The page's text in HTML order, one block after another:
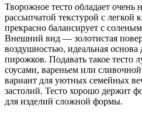
Творожное тесто обладает очень
рассыпчатой текстурой с легкой
прекрасно балансирует с
Внешний вид — золотистая
воздушностью, идеальная основа
пирожков. Подавать такое тесто
соусами, вареньем или
вариант для уютных семейных
застолий. Тесто хорошо держит
для изделий сложной формы.